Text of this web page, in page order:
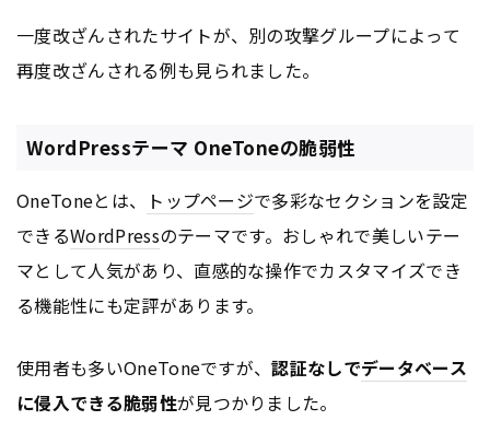
一度改ざんされたサイトが、別の攻撃グループによって
再度改ざんされる例も見られました。
WordPressテーマ OneToneの脆弱性
OneToneとは、 トップページで多彩なセクションを設定
できるWordPressのテーマです。おしゃれで美しいテー
マとして人気があり、直感的な操作でカスタマイズでき
る機能性にも定評があります。
使用者も多いOneToneですが、認証なしでデータベース
に侵入できる脆弱性が見つかりました。